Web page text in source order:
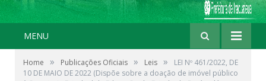
MENU
Home » Publicações Oficiais » Leis »
LEI Nº 461/2022, DE
10 DE MAIO DE 2022 (Dispõe sobre a doação de imóvel público